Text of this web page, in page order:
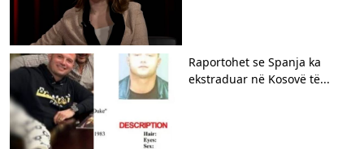
Raportohet se Spanja ka
ekstraduar në Kosovë të...